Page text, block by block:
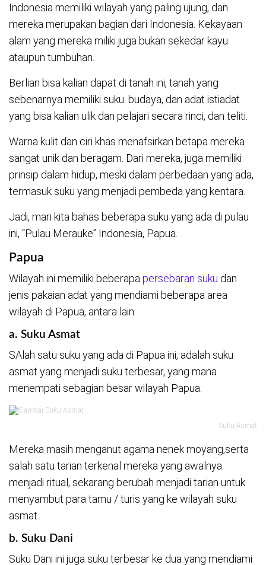
Indonesia memiliki wilayah yang paling ujung, dan
mereka merupakan bagian dari Indonesia. Kekayaan
alam yang mereka miliki juga bukan sekedar kayu
ataupun tumbuhan.
Berlian bisa kalian dapat di tanah ini, tanah yang
sebenarnya memiliki suku. budaya, dan adat istiadat
yang bisa kalian ulik dan pelajari secara rinci, dan teliti.
Warna kulit dan ciri khas menafsirkan betapa mereka
sangat unik dan beragam. Dari mereka, juga memiliki
prinsip dalam hidup, meski dalam perbedaan yang ada,
termasuk suku yang menjadi pembeda yang kentara.
Jadi, mari kita bahas beberapa suku yang ada di pulau
ini, “Pulau Merauke” Indonesia, Papua.
Papua
Wilayah ini memiliki beberapapersebaran suku dan
jenis pakaian adat yang mendiami beberapa area
wilayah di Papua, antara lain:
a. Suku Asmat
SAlah satu suku yang ada di Papua ini, adalah suku
asmat yang menjadi suku terbesar, yang mana
menempati sebagian besar wilayah Papua.
Suku Asmat
Mereka masih menganut agama nenek moyang,serta
salah satu tarian terkenal mereka yang awalnya
menjadi ritual, sekarang berubah menjadi tarian untuk
menyambut para tamu / turis yang ke wilayah suku
asmat.
b. Suku Dani
Suku Dani ini juga suku terbesar ke dua yang mendiami